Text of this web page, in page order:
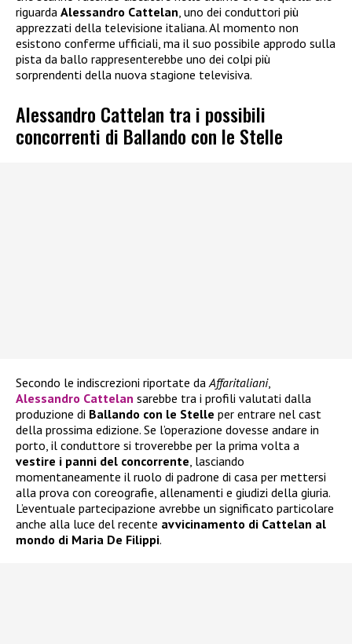
riguarda Alessandro Cattelan, uno dei conduttori più
apprezzati della televisione italiana. Al momento non
esistono conferme ufficiali, ma il suo possibile approdo sulla
pista da ballo rappresenterebbe uno dei colpi più
sorprendenti della nuova stagione televisiva.
Alessandro Cattelan tra i possibili
concorrenti di Ballando con le Stelle
Secondo le indiscrezioni riportate daAffaritaliani,
Alessandro Cattelan sarebbe tra i profili valutati dalla
produzione di Ballando con le Stelle per entrare nel cast
della prossima edizione. Se l’operazione dovesse andare in
porto, il conduttore si troverebbe per la prima volta a
vestire i panni del concorrente, lasciando
momentaneamente il ruolo di padrone di casa per mettersi
alla prova con coreografie, allenamenti e giudizi della giuria.
L’eventuale partecipazione avrebbe un significato particolare
anche alla luce del recente avvicinamento di Cattelan al
mondo di Maria De Filippi.